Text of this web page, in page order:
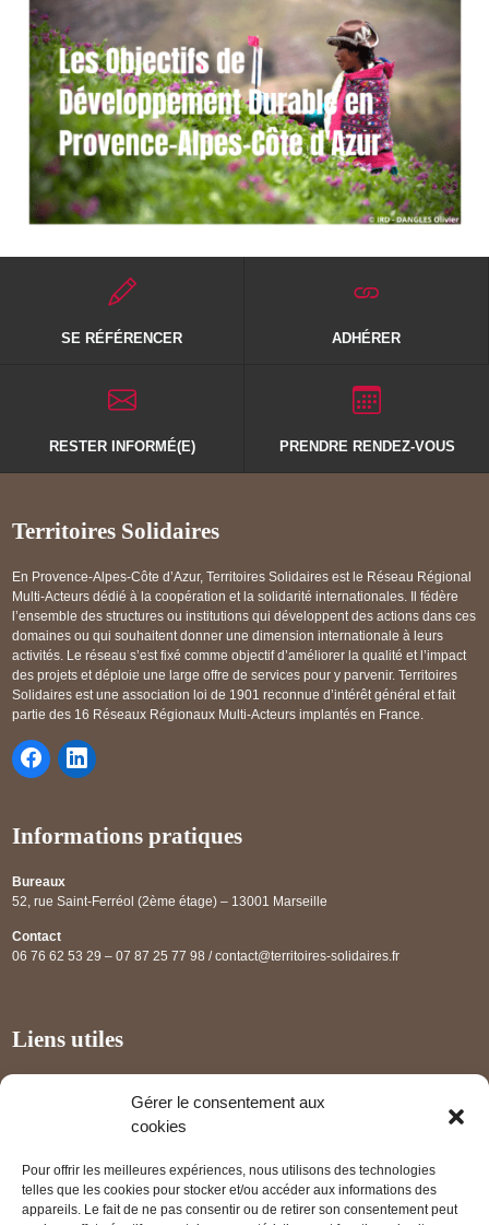
Gérer le consentement aux
cookies
Pour offrir les meilleures expériences, nous utilisons des technologies
telles que les cookies pour stocker et/ou accéder aux informations des
appareils. Le fait de ne pas consentir ou de retirer son consentement peut
SE RÉFÉRENCER ADHÉRER
RESTER INFORMÉ(E) PRENDRE RENDEZ-VOUS
Territoires Solidaires
En Provence-Alpes-Côte d’Azur, Territoires Solidaires est le Réseau Régional
Multi-Acteurs dédié à la coopération et la solidarité internationales. Il fédère
l’ensemble des structures ou institutions qui développent des actions dans ces
domaines ou qui souhaitent donner une dimension internationale à leurs
activités. Le réseau s’est fixé comme objectif d’améliorer la qualité et l’impact
des projets et déploie une large offre de services pour y parvenir. Territoires
Solidaires est une association loi de 1901 reconnue d’intérêt général et fait
partie des 16 Réseaux Régionaux Multi-Acteurs implantés en France.
Informations pratiques
Bureaux
52, rue Saint-Ferréol (2ème étage) – 13001 Marseille
Contact
06 76 62 53 29 – 07 87 25 77 98 / contact@territoires-solidaires.fr
Liens utiles
Mentions légales
PRENDRE RENDEZ-VOUS